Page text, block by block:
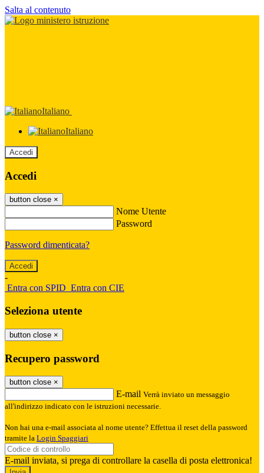
Salta al contenuto
Italiano
Italiano
Accedi
Accedi
button close ×
Nome Utente
Password
Password dimenticata?
-
Entra con SPID Entra con CIE
Seleziona utente
button close ×
Recupero password
button close ×
E-mail Verrà inviato un messaggio
all'indirizzo indicato con le istruzioni necessarie.
Non hai una e-mail associata al nome utente? Effettua il reset della password
tramite la Login Spaggiari
E-mail inviata, si prega di controllare la casella di posta elettronica!